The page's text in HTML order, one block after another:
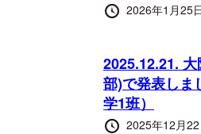
投
2026年1月25
2025.12.21.
部)で発表しま
学1班）
投
2025年12月22